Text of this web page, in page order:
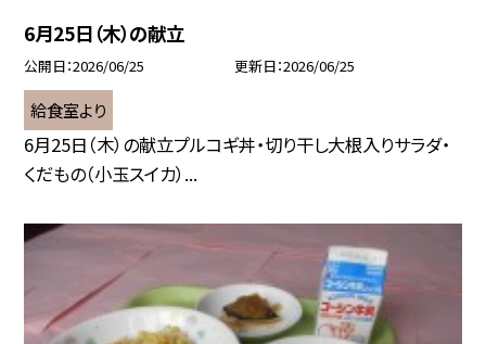
6月25日（木）の献立
公開日 2026/06/25 更新日 2026/06/25
給食室より
6月25日（木）の献立プルコギ丼・切り干し大根入りサラダ・
くだもの（小玉スイカ）...